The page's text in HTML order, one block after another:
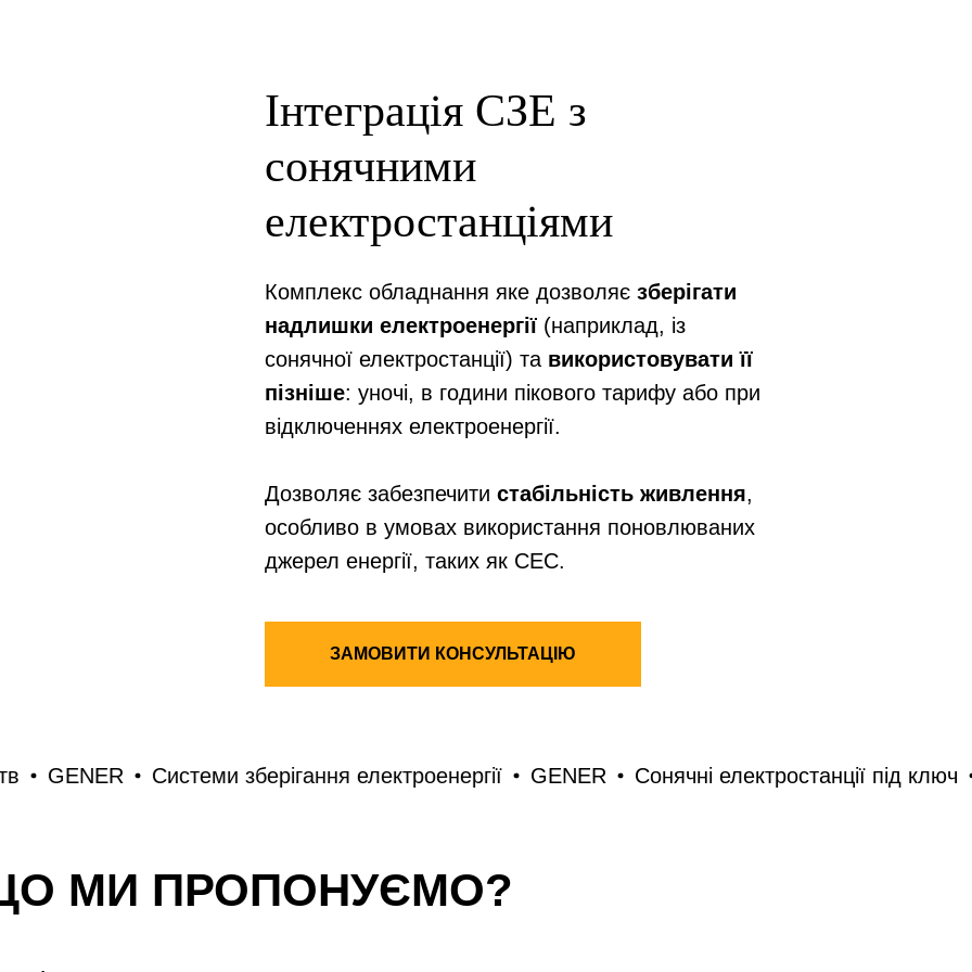
Інтеграція СЗЕ з
сонячними
електростанціями
Комплекс обладнання яке дозволяє зберігати
надлишки електроенергії (наприклад, із
сонячної електростанції) та використовувати її
пізніше: уночі, в години пікового тарифу або при
відключеннях електроенергії.
Дозволяє забезпечити стабільність живлення,
особливо в умовах використання поновлюваних
джерел енергії, таких як СЕС.
ЗАМОВИТИ КОНСУЛЬТАЦІЮ
Системи зберігання електроенергії GENER Сонячні електростанції під ключ
МИ ПРОПОНУЄМО?